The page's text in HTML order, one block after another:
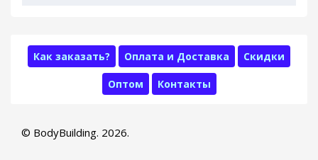
Как заказать? Оплата и Доставка Скидки
Оптом Контакты
© BodyBuilding. 2026.